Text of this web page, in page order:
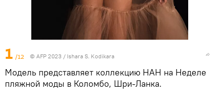
1 /12 © AFP 2023 / Ishara S. Kodikara
Модель представляет коллекцию HAH на Неделе
пляжной моды в Коломбо, Шри-Ланка.